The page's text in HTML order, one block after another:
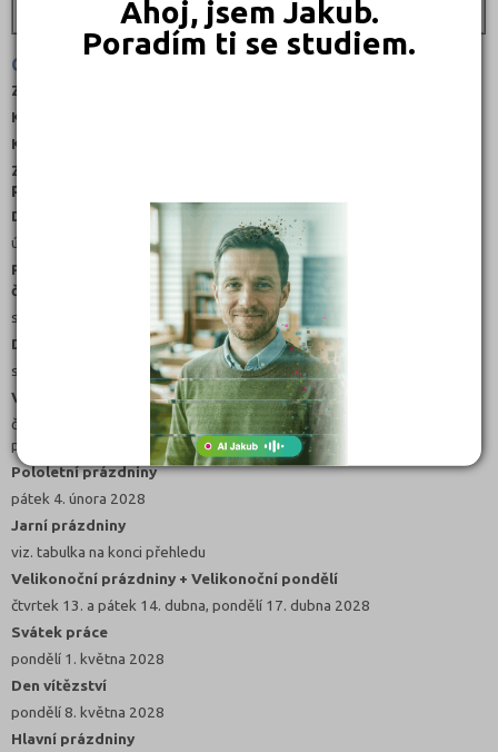
Ahoj, jsem Jakub.
Poradím ti se studiem.
Hradec Králové, Teplice, Nový Jičín
Organizace školního roku 2027/2028
Zahájení:
Konec 1. pololetí:
Konec 2. pololetí:
Zahájení dalšího školního roku:
Prázdniny a svátky v rámci školního roku
Den české státnosti
úterý 28. září 2027
Podzimní prázdniny a Den vzniku samostatného
československého státu
středa 27. - neděle 31. října 2027
Den boje za svobodu a demokracii
středa 17. listopadu 2027
Vánoční prázdniny
čtvrtek 23. prosince 2027 - neděle 2. ledna 2028, vyučování začíná v
pondělí 3. ledna 2028
Pololetní prázdniny
pátek 4. února 2028
Jarní prázdniny
viz. tabulka na konci přehledu
Velikonoční prázdniny + Velikonoční pondělí
čtvrtek 13. a pátek 14. dubna, pondělí 17. dubna 2028
Svátek práce
pondělí 1. května 2028
Den vítězství
pondělí 8. května 2028
Hlavní prázdniny